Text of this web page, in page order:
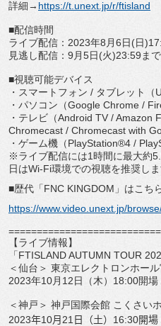
詳細→ https://t.unext.jp/r/ftisland
■配信時間
ライブ配信： 2023年8 月6日(日
見逃し配信： 9月5日(火)23:59まで
■視聴可能デバイス
・スマートフォン / タブレット（
・パソコン（Google Chrome /
・テレビ（Android TV / Amazon
Chromecast / Chromecast with
・ゲーム機（PlayStation®4 /
※ライブ配信には1時間に最大約
日はWi-Fi環境での視聴を推奨しま
■歴代「FNC KINGDOM 」はこち
https://www.video.unext.jp/
【ライブ情報】
「FTISLAND AUTUMN TOUR
＜仙台＞ 東京エレクトロンホール
2023年10月 12日（木） 18:00開場
＜神戸＞ 神戸国際会館 こくさい
2023年10月 21 日（土） 16:30開場